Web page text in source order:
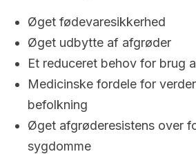
Øget fødevaresikkerhed
Øget udbytte af afgrøder
Et reduceret behov for brug
Medicinske fordele for
befolkning
Øget afgrøderesistens over
sygdomme